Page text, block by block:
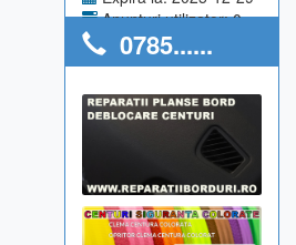
Anunturi utilizator: 0
0785......